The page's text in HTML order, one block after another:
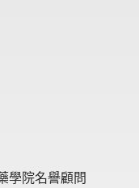
學院名譽顧問